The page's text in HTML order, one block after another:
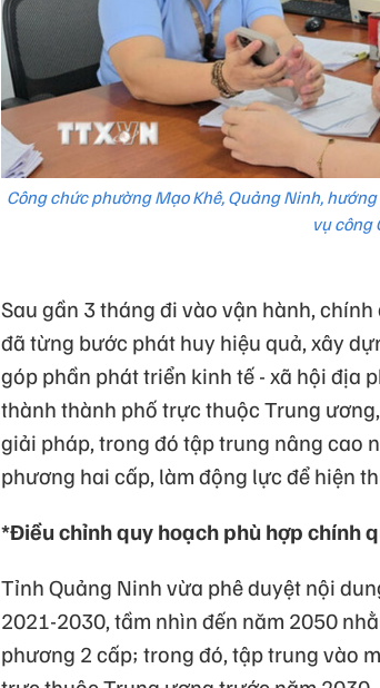
Công chức phường Mạo Khê, Quảng Ninh,
vụ công
Sau gần 3 tháng đi vào vận hành,
đã từng bước phát huy hiệu quả, xây
góp phần phát triển kinh tế - xã hội địa
thành thành phố trực thuộc Trung
giải pháp, trong đó tập trung nâng cao
phương hai cấp, làm động lực để hiện
*Điều chỉnh quy hoạch phù hợp chính
Tỉnh Quảng Ninh vừa phê duyệt nội
2021-2030, tầm nhìn đến năm 2050
phương 2 cấp; trong đó, tập trung vào